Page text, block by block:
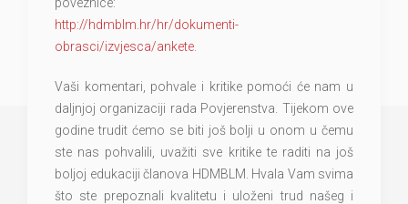
http://hdmblm.hr/hr/dokumenti-
obrasci/izvjesca/ankete
Vaši komentari, pohvale i kritike pomoći će nam u
daljnjoj organizaciji rada Povjerenstva. Tijekom ove
godine trudit ćemo se biti još bolji u onom u čemu
ste nas pohvalili, uvažiti sve kritike te raditi na još
boljoj edukaciji članova HDMBLM. Hvala Vam svima
što ste prepoznali kvalitetu i uloženi trud našeg i